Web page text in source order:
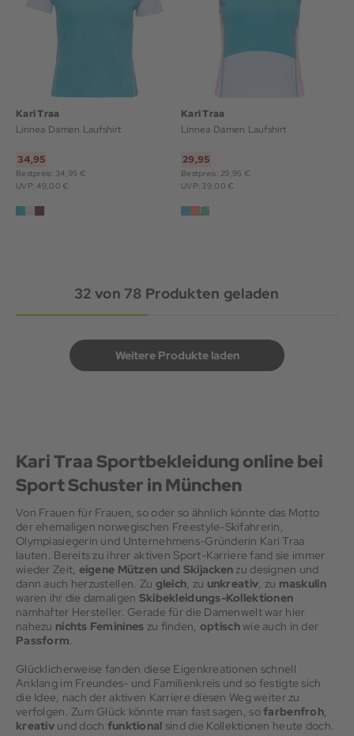
Kari Traa
Linnea Damen Laufshirt
34,95
Bestpreis: 34,95 €
UVP: 49,00 €
Kari Traa
Linnea Damen Laufshirt
29,95
Bestpreis: 29,95 €
UVP: 39,00 €
32 von78 Produkten geladen
Weitere Produkte laden
Kari Traa Sportbekleidung online bei
Sport Schuster in München
Von Frauen für Frauen, so oder so ähnlich könnte das Motto
der ehemaligen norwegischen Freestyle-Skifahrerin,
Olympiasiegerin und Unternehmens-Gründerin Kari Traa
lauten. Bereits zu ihrer aktiven Sport-Karriere fand sie immer
wieder Zeit, eigene Mützen und Skijackenzu designen und
dann auch herzustellen. Zu gleich, zu unkreativ, zu maskulin
waren ihr die damaligen Skibekleidungs-Kollektionen
namhafter Hersteller. Gerade für die Damenwelt war hier
nahezu nichts Feminines zu finden, optischwie auch in der
Passform.
Glücklicherweise fanden diese Eigenkreationen schnell
Anklang im Freundes- und Familienkreis und so festigte sich
die Idee, nach der aktiven Karriere diesen Weg weiter zu
verfolgen. Zum Glück könnte man fast sagen, sofarbenfroh,
kreativ und doch funktional sind die Kollektionen heute doch.